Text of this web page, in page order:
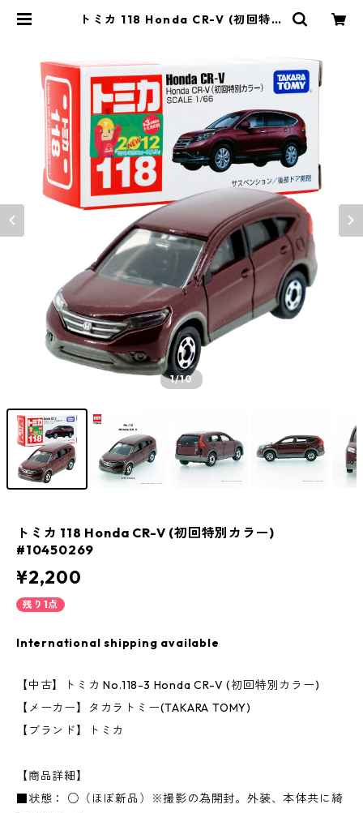
トミカ 118 Honda CR-V (初回特別
1/10
トミカ 118 Honda CR-V (初回特別カラー)
#10450269
¥2,200
残り1点
International shipping available
【中古】トミカ No.118-3 Honda CR-V (初回特別カラー)
【メーカー】タカラトミー(TAKARA TOMY)
【ブランド】トミカ
【商品詳細】
■状態： ○（ほぼ新品）※撮影の為開封。外装、本体共に綺